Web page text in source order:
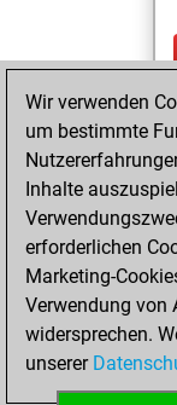
Wir verwenden
um bestimmte
Inhalte
erforderlichen
Marketing-
Verwendung von
widersprechen.
unserer